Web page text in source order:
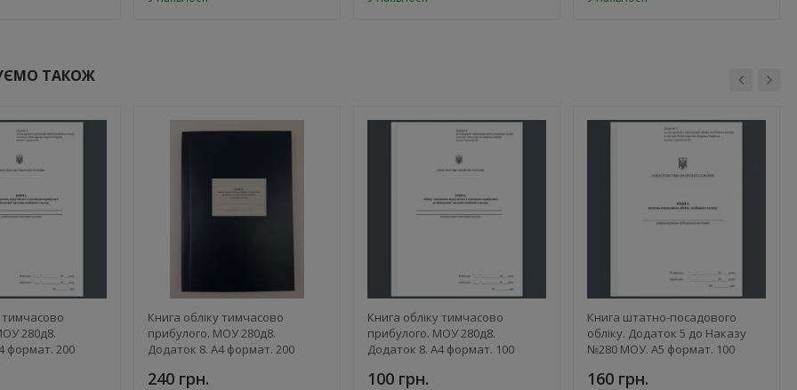
ТАКОЖ
тимчасово
280д8.
формат. 200
Книга обліку тимчасово
прибулого. МОУ 280д8.
Додаток 8. А4 формат. 200
240 грн.
Книга обліку тимчасово
прибулого. МОУ 280д8.
Додаток 8. А4 формат. 100
100 грн.
Книга штатно-посадового
обліку. Додаток 5 до Наказу
№280 МОУ. А5 формат. 100
160 грн.